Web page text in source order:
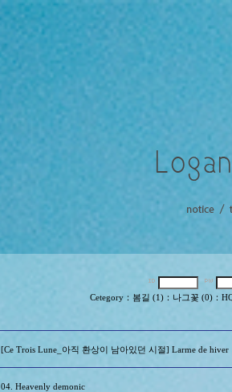
Cetegory： 봄길 (1)： 나그꽃 (0)：
[Ce Trois Lune_아직 환상이 남아있던 시절] Larme de hiver
04. Heavenly demonic